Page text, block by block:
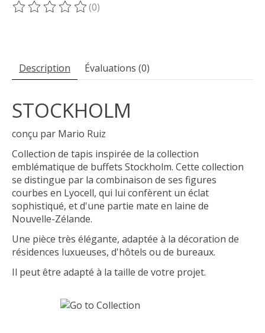
Ce produit est évalué à
(0)
Description Évaluations (0)
STOCKHOLM
conçu par Mario Ruiz
Collection de tapis inspirée de la collection
emblématique de buffets Stockholm. Cette collection
se distingue par la combinaison de ses figures
courbes en Lyocell, qui lui confèrent un éclat
sophistiqué, et d'une partie mate en laine de
Nouvelle-Zélande.
Une pièce très élégante, adaptée à la décoration de
résidences luxueuses, d'hôtels ou de bureaux.
Il peut être adapté à la taille de votre projet.